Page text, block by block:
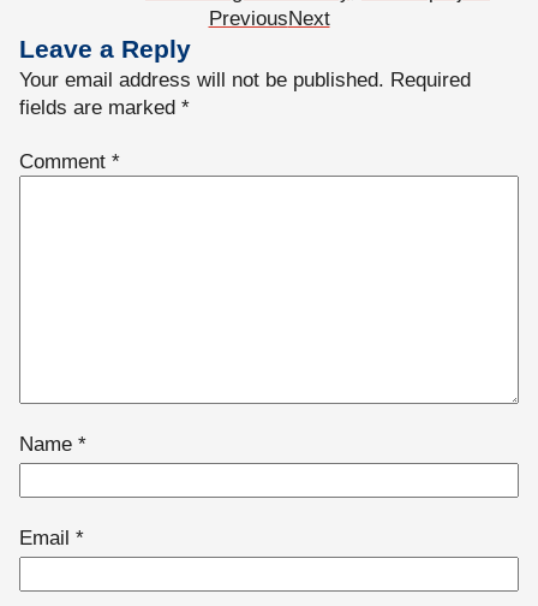
PreviousNext
Leave a Reply
Your email address will not be published. Required
fields are marked *
Comment *
Name *
Email *